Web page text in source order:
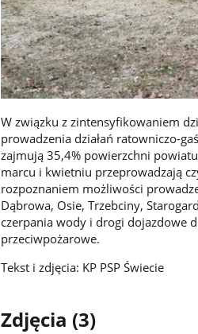
W związku z zintensyfikowaniem
prowadzenia działań ratowniczo-
zajmują 35,4% powierzchni
marcu i kwietniu przeprowadzają
rozpoznaniem możliwości
Dąbrowa, Osie, Trzebciny,
czerpania wody i drogi dojazdowe
przeciwpożarowe.
Tekst i zdjęcia: KP PSP Świecie
Zdjęcia (3)